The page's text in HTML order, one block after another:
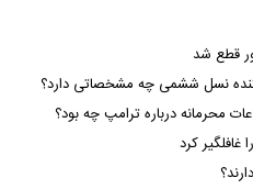
قطع شد
محرمانه درباره ترامپ چه بود؟
کرد